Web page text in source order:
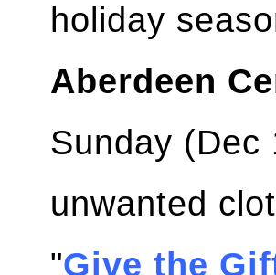
holiday
Aberdeen
Sunday (Dec
unwanted
"Give the